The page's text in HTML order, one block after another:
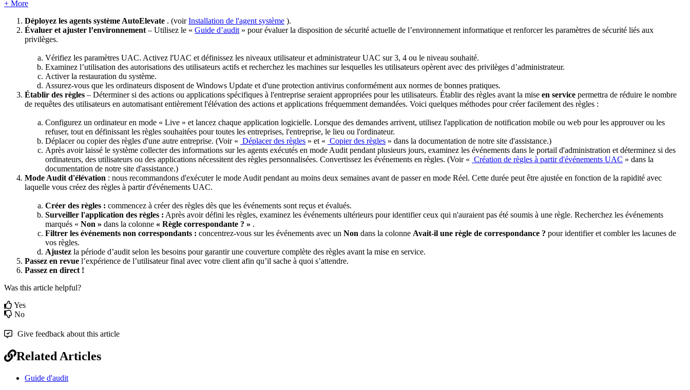
+ More
Déployez les agents système AutoElevate . (voir Installation de l'agent système ).
Évaluer et ajuster l’environnement – Utilisez le « Guide d’audit » pour évaluer la disposition de sécurité actuelle de l’environnement informatique et renforcer les paramètres de sécurité liés aux
privilèges.
Vérifiez les paramètres UAC. Activez l'UAC et définissez les niveaux utilisateur et administrateur UAC sur 3, 4 ou le niveau souhaité.
Examinez l’utilisation des autorisations des utilisateurs actifs et recherchez les machines sur lesquelles les utilisateurs opèrent avec des privilèges d’administrateur.
Activer la restauration du système.
Assurez-vous que les ordinateurs disposent de Windows Update et d'une protection antivirus conformément aux normes de bonnes pratiques.
Établir des règles – Déterminer si des actions ou applications spécifiques à l'entreprise seraient appropriées pour les utilisateurs. Établir des règles avant la mise en service permettra de réduire le nombre
de requêtes des utilisateurs en automatisant entièrement l'élévation des actions et applications fréquemment demandées. Voici quelques méthodes pour créer facilement des règles :
Configurez un ordinateur en mode « Live » et lancez chaque application logicielle. Lorsque des demandes arrivent, utilisez l'application de notification mobile ou web pour les approuver ou les
refuser, tout en définissant les règles souhaitées pour toutes les entreprises, l'entreprise, le lieu ou l'ordinateur.
Déplacer ou copier des règles d'une autre entreprise. (Voir « Déplacer des règles » et « Copier des règles » dans la documentation de notre site d'assistance.)
Après avoir laissé le système collecter des informations sur les agents exécutés en mode Audit pendant plusieurs jours, examinez les événements dans le portail d'administration et déterminez si des
ordinateurs, des utilisateurs ou des applications nécessitent des règles personnalisées. Convertissez les événements en règles. (Voir « Création de règles à partir d'événements UAC » dans la
documentation de notre site d'assistance.)
Mode Audit d'élévation : nous recommandons d'exécuter le mode Audit pendant au moins deux semaines avant de passer en mode Réel. Cette durée peut être ajustée en fonction de la rapidité avec
laquelle vous créez des règles à partir d'événements UAC.
Créer des règles : commencez à créer des règles dès que les événements sont reçus et évalués.
Surveiller l'application des règles : Après avoir défini les règles, examinez les événements ultérieurs pour identifier ceux qui n'auraient pas été soumis à une règle. Recherchez les événements
marqués « Non » dans la colonne « Règle correspondante ? » .
Filtrer les événements non correspondants : concentrez-vous sur les événements avec un Non dans la colonne Avait-il une règle de correspondance ? pour identifier et combler les lacunes de
vos règles.
Ajustez la période d’audit selon les besoins pour garantir une couverture complète des règles avant la mise en service.
Passez en revue l’expérience de l’utilisateur final avec votre client afin qu’il sache à quoi s’attendre.
Passez en direct !
Was this article helpful?
Yes
No
Give feedback about this article
Related Articles
Guide d'audit